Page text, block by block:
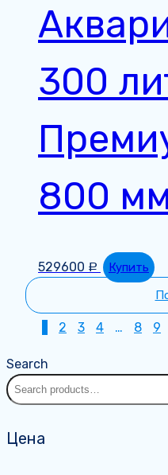
300
800
529600 Р
Купить
2 3 4 … 8 9
Search
Цена